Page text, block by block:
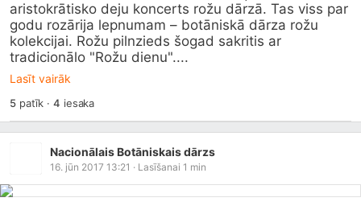
aristokrātisko deju koncerts rožu dārzā. Tas viss par
godu rozārija lepnumam – botāniskā dārza rožu
kolekcijai. Rožu pilnzieds šogad sakritis ar
tradicionālo "Rožu dienu"....
Lasīt vairāk
5patīk ·4 iesaka
Nacionālais Botāniskais dārzs
16. jūn 2017 13:21 · Lasīšanai 1 min